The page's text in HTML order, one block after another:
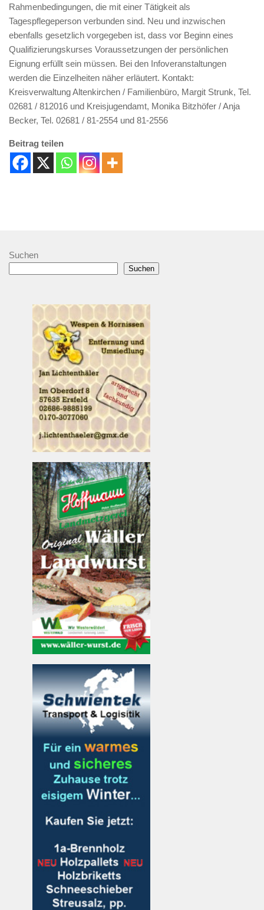
Rahmenbedingungen, die mit einer Tätigkeit als
Tagespflegeperson verbunden sind. Neu und inzwischen
ebenfalls gesetzlich vorgegeben ist, dass vor Beginn eines
Qualifizierungskurses Voraussetzungen der persönlichen
Eignung erfüllt sein müssen. Bei den Infoveranstaltungen
werden die Einzelheiten näher erläutert. Kontakt:
Kreisverwaltung Altenkirchen / Familienbüro, Margit Strunk, Tel.
02681 / 812016 und Kreisjugendamt, Monika Bitzhöfer / Anja
Becker, Tel. 02681 / 81-2554 und 81-2556
Beitrag teilen
Suchen
Suchen